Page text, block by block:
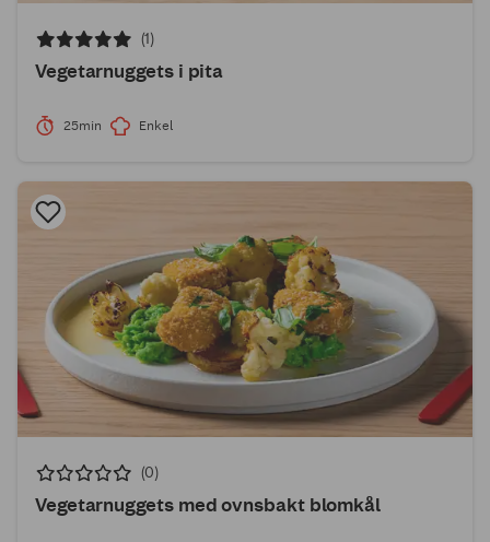
(1)
Vegetarnuggets i pita
25min Enkel
(0)
Vegetarnuggets med ovnsbakt blomkål